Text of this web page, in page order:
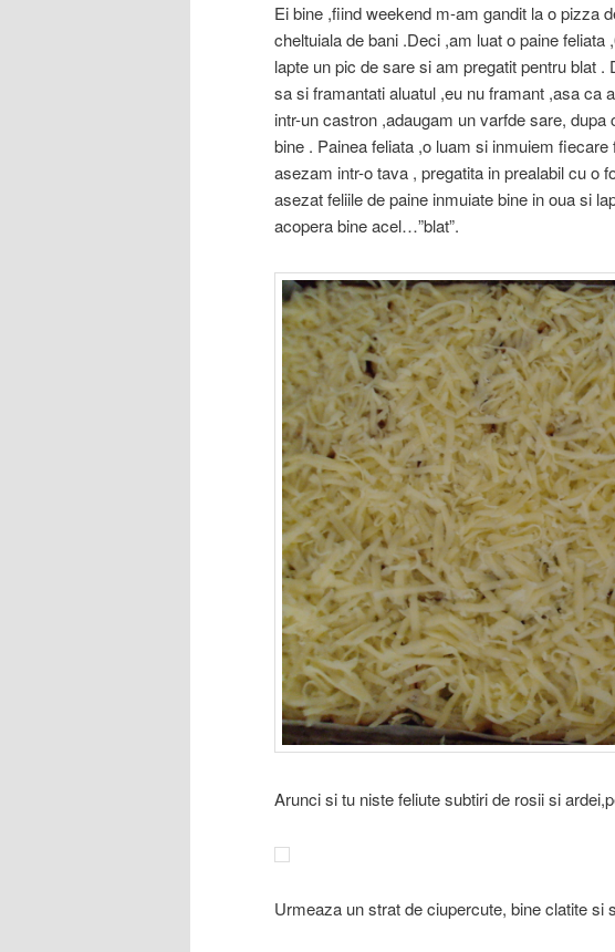
Ei bine ,fiind weekend m-am gandit la o pizza
cheltuiala de bani .Deci ,am luat o paine
lapte un pic de sare si am pregatit pentru blat
sa si framantati aluatul ,eu nu framant ,asa
intr-un castron ,adaugam un varfde sare,
bine . Painea feliata ,o luam si inmuiem
asezam intr-o tava , pregatita in prealabil cu o
asezat feliile de paine inmuiate bine in oua si
acopera bine acel…”blat”.
Arunci si tu niste feliute subtiri de rosii si
Urmeaza un strat de ciupercute, bine clatite si